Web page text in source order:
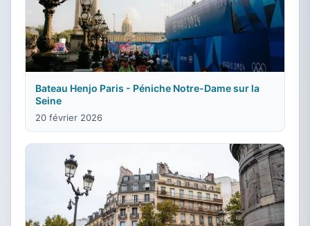
Bateau Henjo Paris - Péniche Notre-Dame sur la
Seine
20 février 2026